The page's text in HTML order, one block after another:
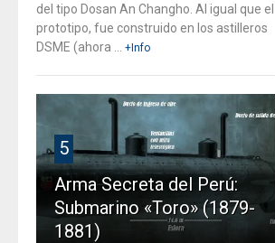
del tipo Dosan An Changho. Al igual que el
prototipo, fue construido en los astilleros
DSME (ahora ...
+Info
5
Arma Secreta del Perú:
Submarino «Toro» (1879-
1881)